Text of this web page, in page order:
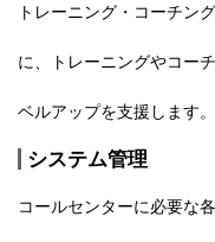
トレーニング・コーチン
に、トレーニングやコー
ベルアップを支援します。
システム管理
コールセンターに必要な